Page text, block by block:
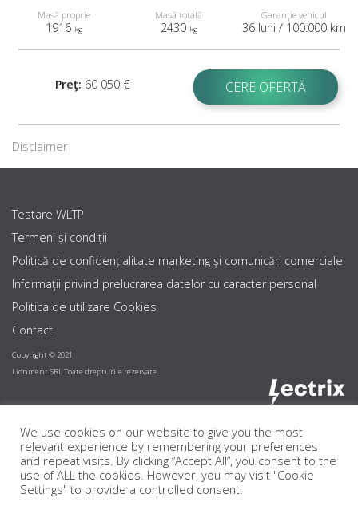
Masă proprie
1916 kg
Masă totală
2430 kg
Garanţie vehicul
36 luni / 100.000 km
Preţ: 60 050 € CERE OFERTĂ
Disclaimer
Testare WLTP
Termeni și condiții
Politică de confidențialitate marketing şi comunicări comerciale
Informaţii privind prelucrarea datelor cu caracter personal
Politica de utilizare Cookies
Contact
Copyright © 2021
Lionment SRL Toate drepturile rezervate.
We use cookies on our website to give you the most
relevant experience by remembering your preferences
and repeat visits. By clicking “Accept All”, you consent to the
use of ALL the cookies. However, you may visit "Cookie
Settings" to provide a controlled consent.